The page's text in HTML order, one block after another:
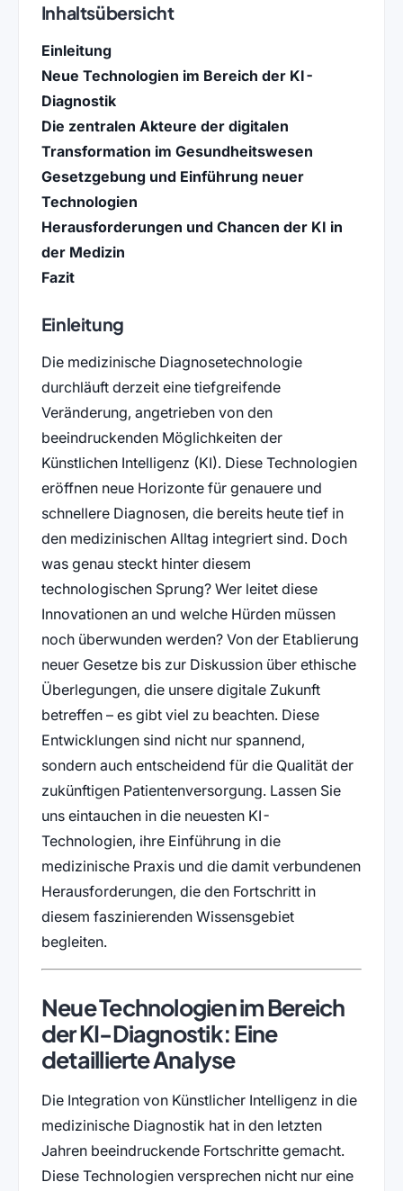
Inhaltsübersicht
Einleitung
Neue Technologien im Bereich der KI-
Diagnostik
Die zentralen Akteure der digitalen
Transformation im Gesundheitswesen
Gesetzgebung und Einführung neuer
Technologien
Herausforderungen und Chancen der KI in
der Medizin
Fazit
Einleitung
Die medizinische Diagnosetechnologie
durchläuft derzeit eine tiefgreifende
Veränderung, angetrieben von den
beeindruckenden Möglichkeiten der
Künstlichen Intelligenz (KI). Diese Technologien
eröffnen neue Horizonte für genauere und
schnellere Diagnosen, die bereits heute tief in
den medizinischen Alltag integriert sind. Doch
was genau steckt hinter diesem
technologischen Sprung? Wer leitet diese
Innovationen an und welche Hürden müssen
noch überwunden werden? Von der Etablierung
neuer Gesetze bis zur Diskussion über ethische
Überlegungen, die unsere digitale Zukunft
betreffen – es gibt viel zu beachten. Diese
Entwicklungen sind nicht nur spannend,
sondern auch entscheidend für die Qualität der
zukünftigen Patientenversorgung. Lassen Sie
uns eintauchen in die neuesten KI-
Technologien, ihre Einführung in die
medizinische Praxis und die damit verbundenen
Herausforderungen, die den Fortschritt in
diesem faszinierenden Wissensgebiet
begleiten.
Neue Technologien im Bereich
der KI-Diagnostik: Eine
detaillierte Analyse
Die Integration von Künstlicher Intelligenz in die
medizinische Diagnostik hat in den letzten
Jahren beeindruckende Fortschritte gemacht.
Diese Technologien versprechen nicht nur eine